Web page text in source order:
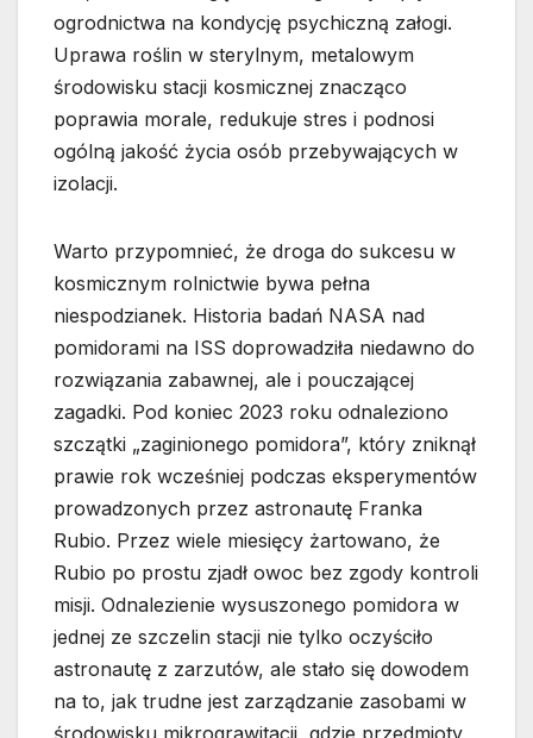
ogrodnictwa na kondycję psychiczną załogi.
Uprawa roślin w sterylnym, metalowym
środowisku stacji kosmicznej znacząco
poprawia morale, redukuje stres i podnosi
ogólną jakość życia osób przebywających w
izolacji.
Warto przypomnieć, że droga do sukcesu w
kosmicznym rolnictwie bywa pełna
niespodzianek. Historia badań NASA nad
pomidorami na ISS doprowadziła niedawno do
rozwiązania zabawnej, ale i pouczającej
zagadki. Pod koniec 2023 roku odnaleziono
szczątki „zaginionego pomidora”, który zniknął
prawie rok wcześniej podczas eksperymentów
prowadzonych przez astronautę Franka
Rubio. Przez wiele miesięcy żartowano, że
Rubio po prostu zjadł owoc bez zgody kontroli
misji. Odnalezienie wysuszonego pomidora w
jednej ze szczelin stacji nie tylko oczyściło
astronautę z zarzutów, ale stało się dowodem
na to, jak trudne jest zarządzanie zasobami w